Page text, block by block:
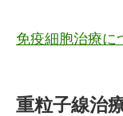
免疫細胞治療に
重粒子線治